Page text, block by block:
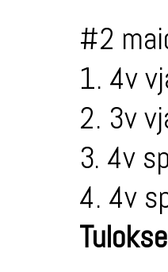
#2
1. 4v
2. 3v
3. 4v
4. 4v